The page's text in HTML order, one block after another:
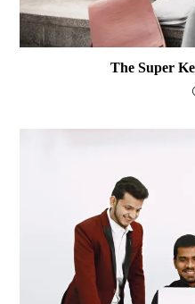
The Super